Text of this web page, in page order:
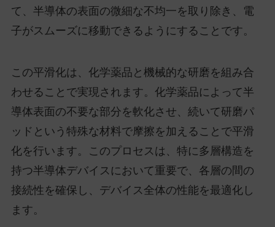
て、半導体の表面の微細な不均一を取り除き、電
子がスムーズに移動できるようにすることです。
この平滑化は、化学薬品と機械的な研磨を組み合
わせることで実現されます。化学薬品によって半
導体表面の不要な部分を軟化させ、続いて研磨パ
ッドという特殊な材料で摩擦を加えることで平滑
化を行います。このプロセスは、特に多層構造を
持つ半導体デバイスにおいて重要で、各層の間の
接続性を確保し、デバイス全体の性能を最適化し
ます。